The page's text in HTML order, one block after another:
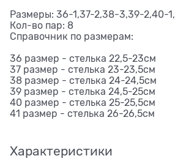
Размеры: 36-1,37-2,38-3,39-2,40-
Кол-во пар: 8
Справочник по размерам:
36 размер - стелька 22,5-23см
37 размер - стелька 23-23,5см
38 размер - стелька 24-24,5см
39 размер - стелька 24,5-25см
40 размер - стелька 25-25,5см
41 размер - стелька 26-26,5см
Характеристики